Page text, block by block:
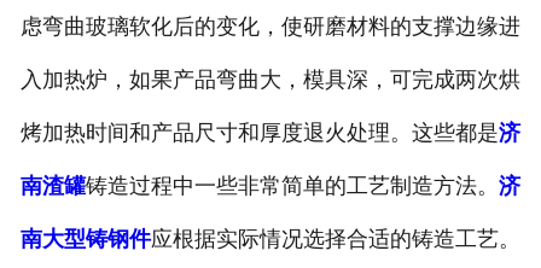
生产能力
联系我们
虑弯曲玻璃软化后的变化，使研磨材料的支撑边缘进
入加热炉，如果产品弯曲大，模具深，可完成两次烘
烤加热时间和产品尺寸和厚度退火处理。这些都是济
南渣罐铸造过程中一些非常简单的工艺制造方法。 济
南大型铸钢件应根据实际情况选择合适的铸造工艺。